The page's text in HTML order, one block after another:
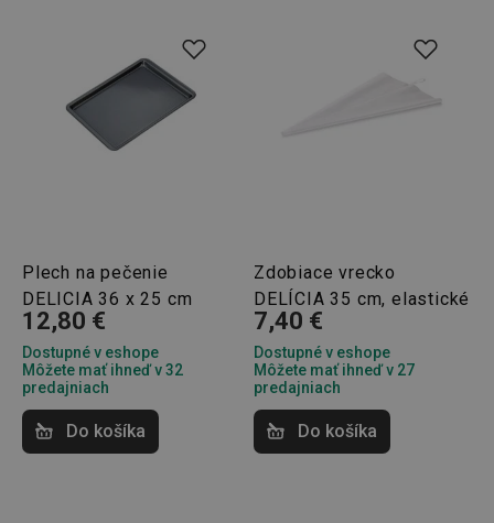
Plech na pečenie
DELICIA 36 x 25 cm
12,80 €
Dostupné v eshope
Môžete mať ihneď v 32
predajniach
Do košíka
Zdobiace vrecko
DELÍCIA 35 cm, elastické
7,40 €
Dostupné v eshope
Môžete mať ihneď v 27
predajniach
Do košíka
.tescoma.cz
Google
Privacy Policy